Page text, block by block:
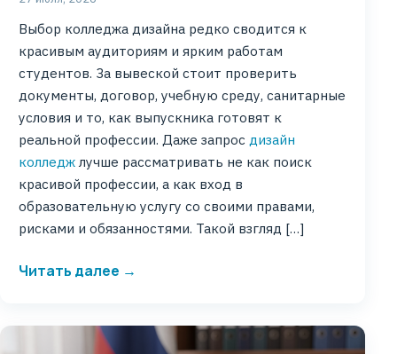
Выбор колледжа дизайна редко сводится к
красивым аудиториям и ярким работам
студентов. За вывеской стоит проверить
документы, договор, учебную среду, санитарные
условия и то, как выпускника готовят к
реальной профессии. Даже запрос дизайн
колледжлучше рассматривать не как поиск
красивой профессии, а как вход в
образовательную услугу со своими правами,
рисками и обязанностями. Такой взгляд […]
Читать далее →